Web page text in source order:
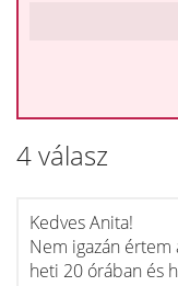
4 válasz
Kedves Anita!
Nem igazán értem
heti 20 órában és